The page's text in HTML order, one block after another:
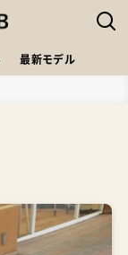
最新モデル